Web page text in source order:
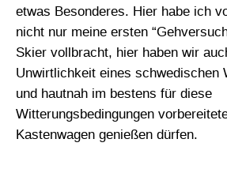
etwas Besonderes. Hier habe ich
nicht nur meine ersten
Skier vollbracht, hier haben wir
Unwirtlichkeit eines schwedischen
und hautnah im bestens für diese
Witterungsbedingungen
Kastenwagen genießen dürfen.